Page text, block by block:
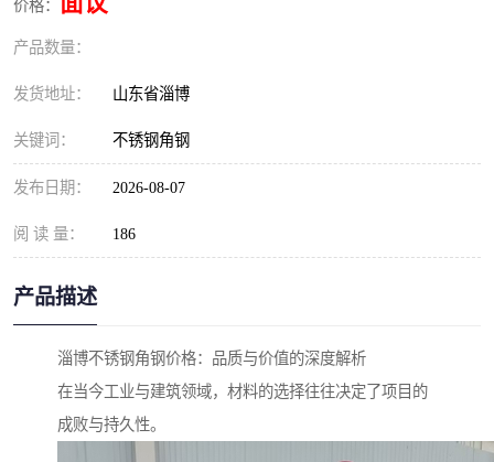
价格：
产品数量：
发货地址： 山东省淄博
关键词： 不锈钢角钢
发布日期： 2026-08-07
阅 读 量： 186
产品描述
淄博不锈钢角钢价格：品质与价值的深度解析
在当今工业与建筑领域，材料的选择往往决定了项目的
成败与持久性。